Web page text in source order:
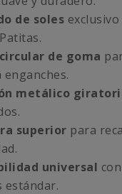
de soles exclusivo
circular de goma
enganches.
metálico
superior para
universal
estándar.